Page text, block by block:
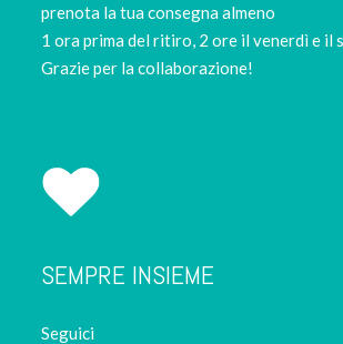
prenota la tua consegna almeno
1 ora prima del ritiro, 2 ore il venerdì e il
Grazie per la collaborazione!
SEMPRE INSIEME
Seguici